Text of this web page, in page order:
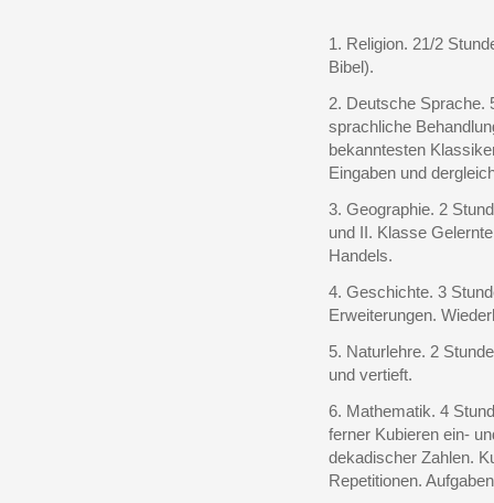
1. Religion. 21/2
Bibel).
2. Deutsche Sprache.
sprachliche
bekanntesten
Eingaben und
3. Geographie. 2
und II. Klasse
Handels.
4. Geschichte. 3
Erweiterungen.
5. Naturlehre. 2
und vertieft.
6. Mathematik. 4
ferner Kubieren ein-
dekadischer Zahlen.
Repetitionen.